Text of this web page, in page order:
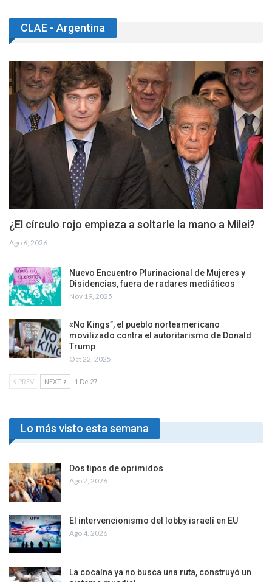
CLAE - Argentina
¿El círculo rojo empieza a soltarle la mano a Milei?
Ago 6, 2026
Nuevo Encuentro Plurinacional de Mujeres y
Disidencias, fuera de radares mediáticos
Nov 19, 2025
«No Kings”, el pueblo norteamericano
movilizado contra el autoritarismo de Donald
Trump
Oct 22, 2025
PREV NEXT 1 De 27
Lo más visto esta semana
Dos tipos de oprimidos
Ago 2, 2026
El intervencionismo del lobby israelí en EU
Ago 4, 2026
La cocaína ya no busca una ruta, construyó un